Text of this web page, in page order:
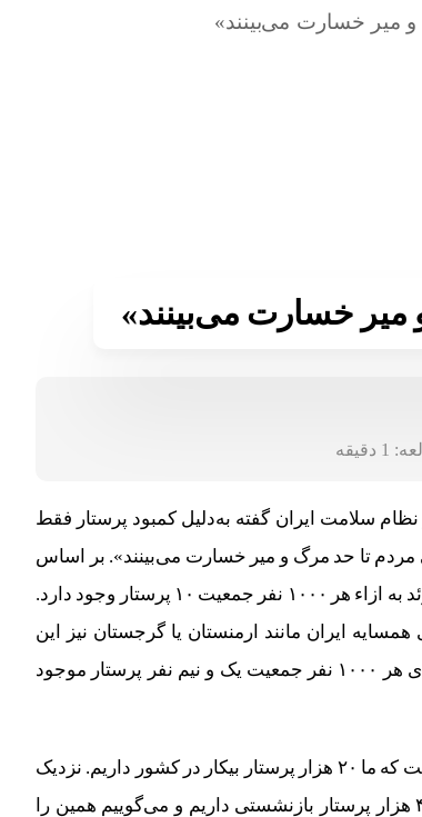
میر خسارت می‌بینند»
1 دقیقه
سلامت ایران گفته به‌دلیل کمبود پرستار فقط
مردم تا حد مرگ و میر خسارت می‌بینند». بر اساس
آماری که محمد شریفی‌مقدم ارائه کرده، در کشورهای بلژیک، هلند و سوئد به ازاء هر ۱۰۰۰ نفر جمعیت ۱۰ پرستار وجود دارد.
۶ پرستار است و کشورهای همسایه ایران مانند ارمنستان یا گرجستان نیز این
جمعیت پرستار ۶ نفره را طبق استاندارد دارا هستند. اما در ایران به ازای هر ۱۰۰۰ نفر جمعیت یک و نیم نفر پرستار موجود
دبیر کل خانه پرستار اعلام کرده «این کمبود در کادر پرستاری درحالی است که ما ۲۰ هزار پرستار بیکار در کشور داریم. نزدیک
به دوسال است که منتظریم تا ۱۰ هزار پرستار استخدام شوند. سالانه ۴ هزار پرستار بازنشستی داریم و می‌گوییم همین را